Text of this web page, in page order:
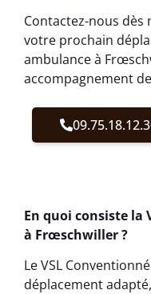
Contactez-nous
votre prochain
ambulance à
accompagnement
En quoi consiste la
à Frœschwiller ?
Le VSL
déplacement